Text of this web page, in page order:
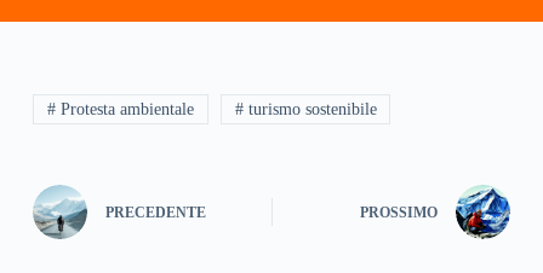
# Protesta ambientale # turismo sostenibile
PRECEDENTE PROSSIMO